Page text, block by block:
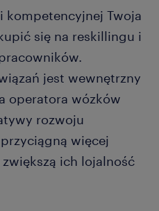
kompetencyjnej Twoja
się na reskillingu i
jest wewnętrzny
operatora wózków
rozwoju
więcej
ich lojalność